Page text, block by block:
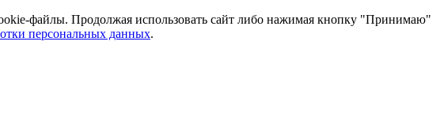
файлы. Продолжая использовать сайт либо нажимая кнопку "Принимаю"
персональных данных.